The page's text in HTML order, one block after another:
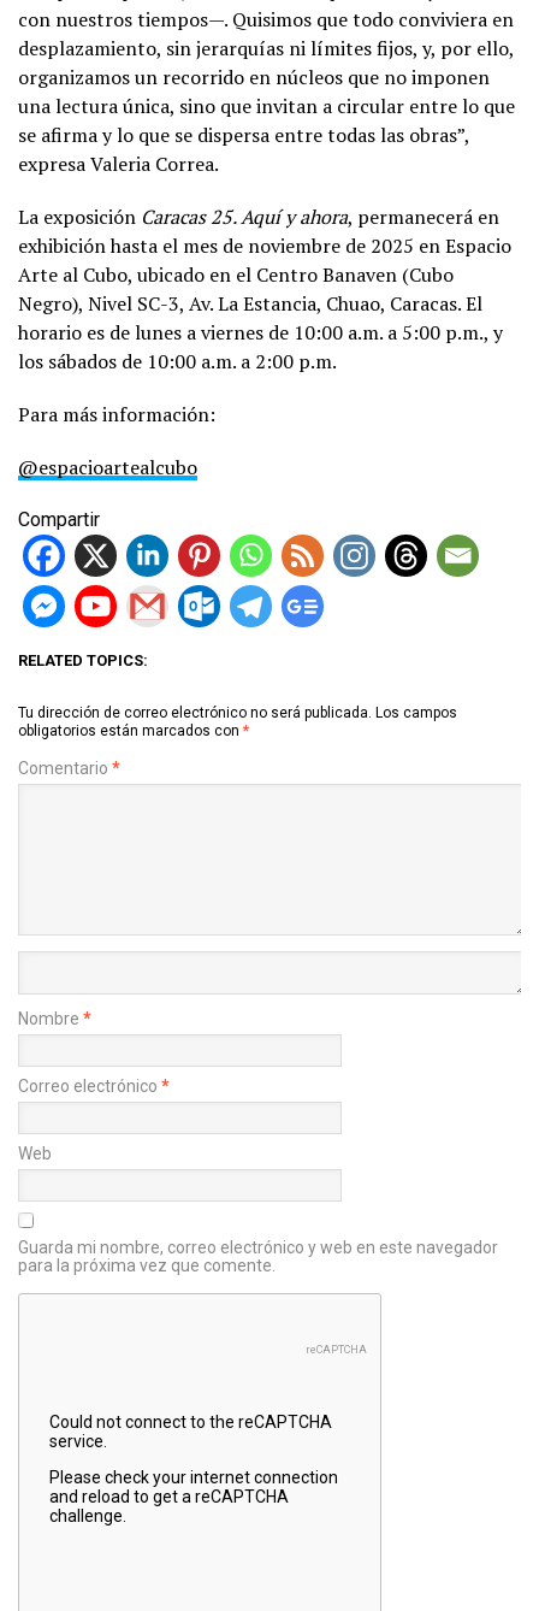
con nuestros tiempos—. Quisimos que todo conviviera en
desplazamiento, sin jerarquías ni límites fijos, y, por ello,
organizamos un recorrido en núcleos que no imponen
una lectura única, sino que invitan a circular entre lo que
se afirma y lo que se dispersa entre todas las obras”,
expresa Valeria Correa.
La exposición Caracas 25. Aquí y ahora, permanecerá en
exhibición hasta el mes de noviembre de 2025 en Espacio
Arte al Cubo, ubicado en el Centro Banaven (Cubo
Negro), Nivel SC-3, Av. La Estancia, Chuao, Caracas. El
horario es de lunes a viernes de 10:00 a.m. a 5:00 p.m., y
los sábados de 10:00 a.m. a 2:00 p.m.
Para más información:
@espacioartealcubo
Compartir
RELATED TOPICS:
Tu dirección de correo electrónico no será publicada. Los campos
obligatorios están marcados con *
Comentario *
Nombre *
Correo electrónico *
Web
Guarda mi nombre, correo electrónico y web en este navegador
para la próxima vez que comente.